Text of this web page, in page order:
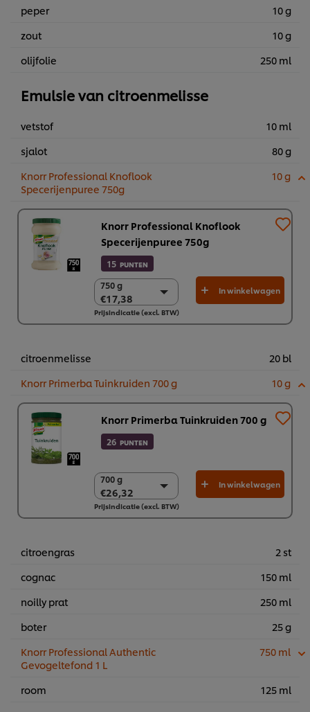
peper
10 g
zout
10 g
olijfolie
250 ml
Emulsie van citroenmelisse
vetstof
10 ml
sjalot
80 g
Knorr Professional Knoflook
Specerijenpuree 750g
10 g
Knorr Professional Knoflook
Specerijenpuree 750g
15 PUNTEN
750 g
€17,38
750 g
€17,38
2 x 750g
In winkelwagen
Prijsindicatie (excl. BTW)
citroenmelisse
20 bl
Knorr Primerba Tuinkruiden 700 g
10 g
Knorr Primerba Tuinkruiden 700 g
26 PUNTEN
700 g
€26,32
700 g
€26,32
2 x 700 g
In winkelwagen
Prijsindicatie (excl. BTW)
citroengras
2 st
cognac
150 ml
noilly prat
250 ml
boter
25 g
Knorr Professional Authentic
Gevogeltefond 1 L
750 ml
room 125 ml